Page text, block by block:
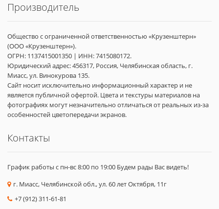
Производитель
Общество с ограниченной ответственностью «Крузенштерн»
(ООО «Крузенштерн»).
ОГРН: 1137415001350 | ИНН: 7415080172.
Юридический адрес: 456317, Россия, Челябинская область, г.
Миасс, ул. Винокурова 135.
Сайт носит исключительно информационный характер и не
является публичной офертой. Цвета и текстуры материалов на
фотографиях могут незначительно отличаться от реальных из-за
особенностей цветопередачи экранов.
Контакты
График работы с пн-вс 8:00 по 19:00 Будем рады Вас видеть!
г. Миасс, Челябинской обл., ул. 60 лет Октября, 11г
+7 (912) 311-61-81